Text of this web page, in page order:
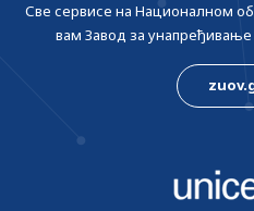
Све сервисе на Националном
вам Завод за